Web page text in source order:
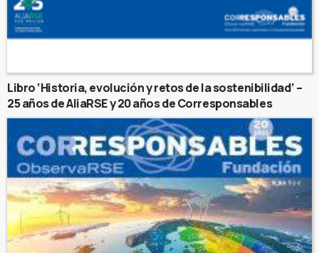
Libro ‘Historia, evolución y retos de la sostenibilidad’ –
25 años de AliaRSE y 20 años de Corresponsables